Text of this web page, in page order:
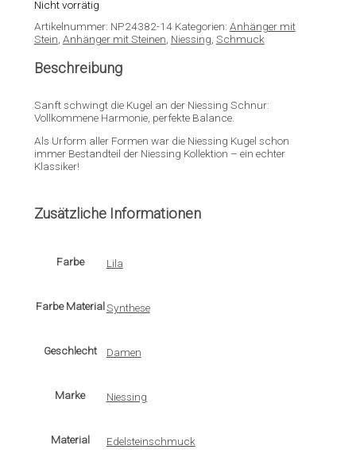
Nicht vorrätig
Artikelnummer: NP24382-14 Kategorien: Anhänger mit
Stein Anhänger mit Steinen Niessing Schmuck
Beschreibung
Sanft schwingt die Kugel an der Niessing Schnur:
Vollkommene Harmonie, perfekte Balance.
Als Urform aller Formen war die Niessing Kugel schon
immer Bestandteil der Niessing Kollektion – ein echter
Klassiker!
Zusätzliche Informationen
Farbe Lila
Farbe MaterialSynthese
Geschlecht Damen
Marke Niessing
Material Edelsteinschmuck